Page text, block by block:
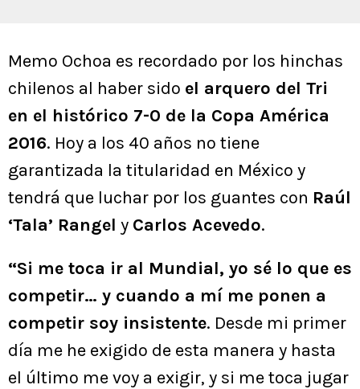
Memo Ochoa es recordado por los hinchas
chilenos al haber sido el arquero del Tri
en el histórico 7-0 de la Copa América
2016. Hoy a los 40 años no tiene
garantizada la titularidad en México y
tendrá que luchar por los guantes con Raúl
‘Tala’ Rangel y Carlos Acevedo.
“Si me toca ir al Mundial, yo sé lo que es
competir… y cuando a mí me ponen a
competir soy insistente. Desde mi primer
día me he exigido de esta manera y hasta
el último me voy a exigir, y si me toca jugar